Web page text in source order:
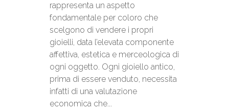
rappresenta un aspetto
fondamentale per coloro che
scelgono di vendere i propri
gioielli, data l’elevata componente
affettiva, estetica e merceologica di
ogni oggetto. Ogni gioiello antico,
prima di essere venduto, necessita
infatti di una valutazione
economica che...